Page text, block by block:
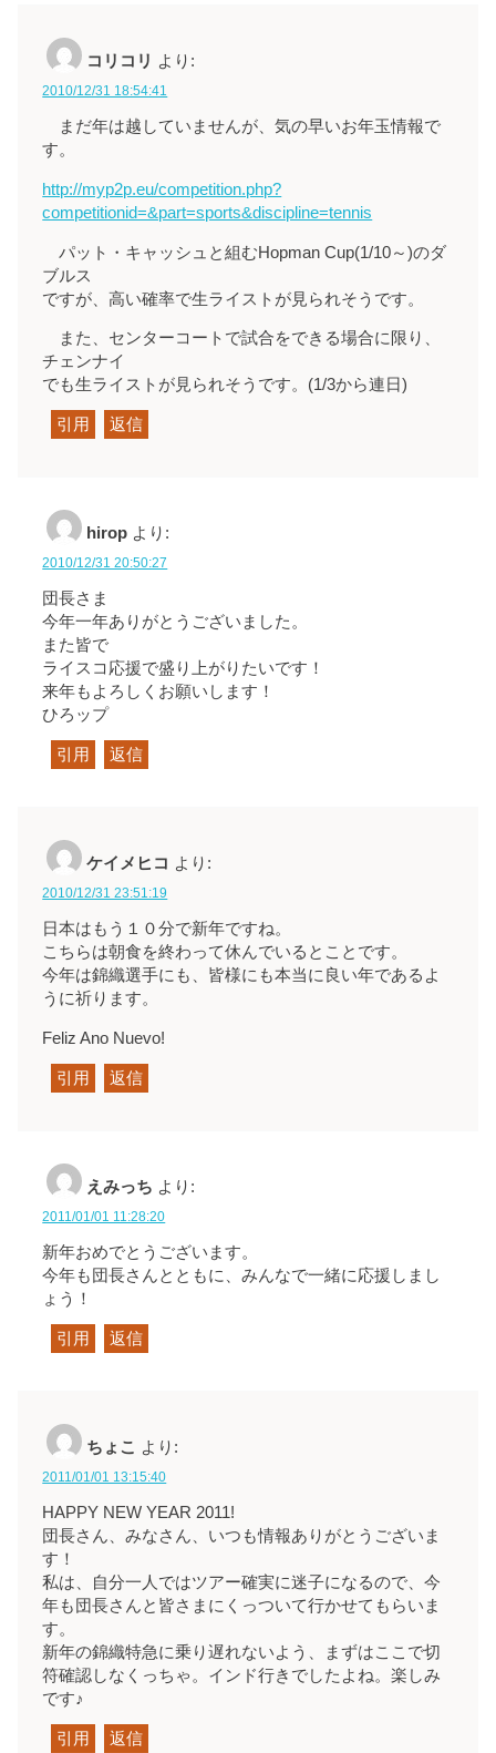
コリコリ より:
2010/12/31 18:54:41
まだ年は越していませんが、気の早いお年玉情報で
す。
http://myp2p.eu/competition.php?
competitionid=&part=sports&discipline=tennis
パット・キャッシュと組むHopman Cup(1/10～)のダ
ブルス
ですが、高い確率で生ライストが見られそうです。
また、センターコートで試合をできる場合に限り、
チェンナイ
でも生ライストが見られそうです。(1/3から連日)
引用 返信
hirop より:
2010/12/31 20:50:27
団長さま
今年一年ありがとうございました。
また皆で
ライスコ応援で盛り上がりたいです！
来年もよろしくお願いします！
ひろップ
引用 返信
ケイメヒコ より:
2010/12/31 23:51:19
日本はもう１０分で新年ですね。
こちらは朝食を終わって休んでいるとことです。
今年は錦織選手にも、皆様にも本当に良い年であるよ
うに祈ります。
Feliz Ano Nuevo!
引用 返信
えみっち より:
2011/01/01 11:28:20
新年おめでとうございます。
今年も団長さんとともに、みんなで一緒に応援しまし
ょう！
引用 返信
ちょこ より:
2011/01/01 13:15:40
HAPPY NEW YEAR 2011!
団長さん、みなさん、いつも情報ありがとうございま
す！
私は、自分一人ではツアー確実に迷子になるので、今
年も団長さんと皆さまにくっついて行かせてもらいま
す。
新年の錦織特急に乗り遅れないよう、まずはここで切
符確認しなくっちゃ。インド行きでしたよね。楽しみ
です♪
引用 返信